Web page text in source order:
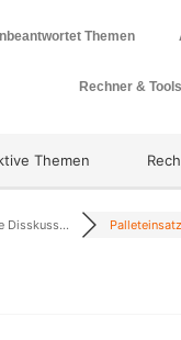
Themen
Rechner & Tools
Themen
Disskuss... Palleteinsatz